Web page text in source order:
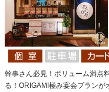
幹事さん必見！ボリューム満点
る！ORIGAMI極み宴会プランが